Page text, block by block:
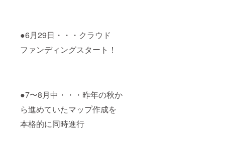
●6月29日・・・クラウド
ファンディングスタート！
●7〜8月中・・・昨年の秋か
ら進めていたマップ作成を
本格的に同時進行